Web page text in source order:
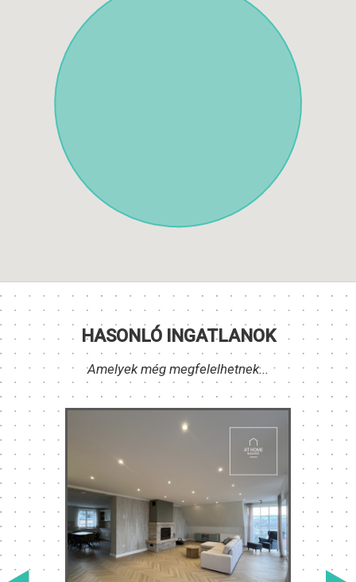
HASONLÓ INGATLANOK
Amelyek még megfelelhetnek...